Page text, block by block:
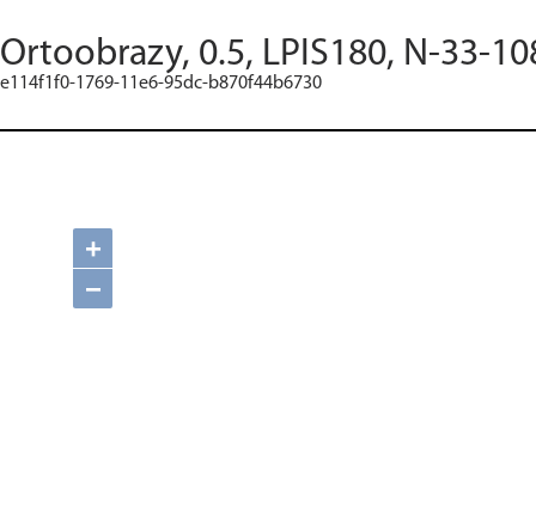
Ortoobrazy, 0.5, LPIS180, N-33-
e114f1f0-1769-11e6-95dc-b870f44b6730
+
−